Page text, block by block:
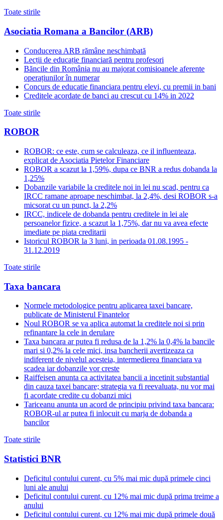
Toate stirile
Asociatia Romana a Bancilor (ARB)
Conducerea ARB rămâne neschimbată
Lecții de educație financiară pentru profesori
Băncile din România nu au majorat comisioanele aferente
operațiunilor în numerar
Concurs de educatie financiara pentru elevi, cu premii in bani
Creditele acordate de banci au crescut cu 14% in 2022
Toate stirile
ROBOR
ROBOR: ce este, cum se calculeaza, ce il influenteaza,
explicat de Asociatia Pietelor Financiare
ROBOR a scazut la 1,59%, dupa ce BNR a redus dobanda la
1,25%
Dobanzile variabile la creditele noi in lei nu scad, pentru ca
IRCC ramane aproape neschimbat, la 2,4%, desi ROBOR s-a
micsorat cu un punct, la 2,2%
IRCC, indicele de dobanda pentru creditele in lei ale
persoanelor fizice, a scazut la 1,75%, dar nu va avea efecte
imediate pe piata creditarii
Istoricul ROBOR la 3 luni, in perioada 01.08.1995 -
31.12.2019
Toate stirile
Taxa bancara
Normele metodologice pentru aplicarea taxei bancare,
publicate de Ministerul Finantelor
Noul ROBOR se va aplica automat la creditele noi si prin
refinantare la cele in derulare
Taxa bancara ar putea fi redusa de la 1,2% la 0,4% la bancile
mari si 0,2% la cele mici, insa bancherii avertizeaza ca
indiferent de nivelul acesteia, intermedierea financiara va
scadea iar dobanzile vor creste
Raiffeisen anunta ca activitatea bancii a incetinit substantial
din cauza taxei bancare; strategia va fi reevaluata, nu vor mai
fi acordate credite cu dobanzi mici
Tariceanu anunta un acord de principiu privind taxa bancara:
ROBOR-ul ar putea fi inlocuit cu marja de dobanda a
bancilor
Toate stirile
Statistici BNR
Deficitul contului curent, cu 5% mai mic după primele cinci
luni ale anului
Deficitul contului curent, cu 12% mai mic după prima treime a
anului
Deficitul contului curent, cu 12% mai mic după primele două